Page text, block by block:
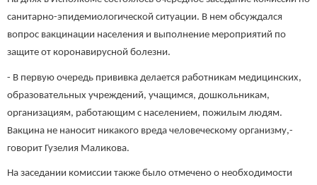
санитарно-эпидемиологической ситуации. В нем обсуждался
вопрос вакцинации населения и выполнение мероприятий по
защите от коронавирусной болезни.
- В первую очередь прививка делается работникам медицинских,
образовательных учреждений, учащимся, дошкольникам,
организациям, работающим с населением, пожилым людям.
Вакцина не наносит никакого вреда человеческому организму,-
говорит Гузелия Маликова.
На заседании комиссии также было отмечено о необходимости